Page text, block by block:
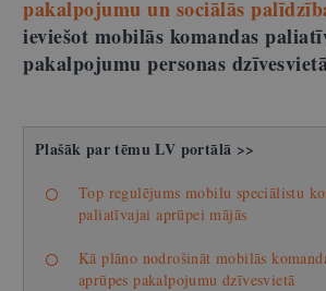
pakalpojumu un sociālās
ieviešot mobilās komandas
pakalpojumu personas
Plašāk par tēmu LV portālā >>
Top regulējums mobilu speciālistu
paliatīvajai aprūpei mājās
Kā plāno nodrošināt mobilās
aprūpes pakalpojumu dzīvesvietā